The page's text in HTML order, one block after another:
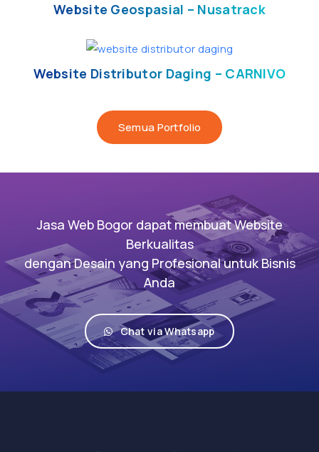
Website Geospasial – Nusatrack
Website Distributor Daging – CARNIVO
Semua Portfolio
Jasa Web Bogor dapat membuat Website
Berkualitas
dengan Desain yang Profesional untuk Bisnis
Anda
Chat via Whatsapp